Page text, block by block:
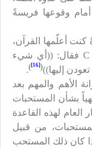
أمام وقوعها فريسةً
أعلّمها القرآن،
C فقال: ((أي شيء
تعودن إليها))(
[16]
)
.
الأهم والمهم بعد
بشأن المستحبات
العام لهذه القاعدة
من قبيل
كان ذلك المستحب